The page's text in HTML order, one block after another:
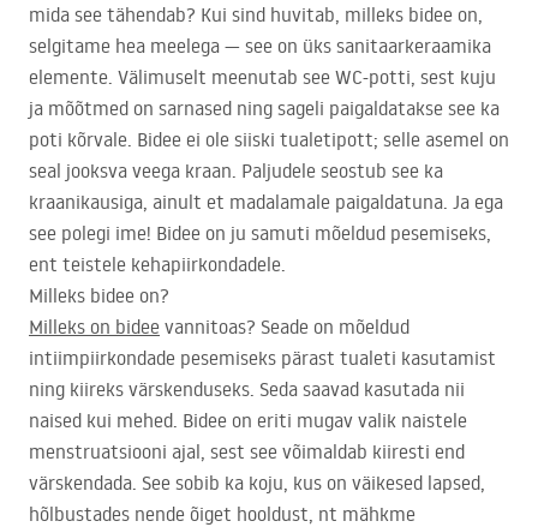
mida see tähendab? Kui sind huvitab, milleks bidee on,
selgitame hea meelega — see on üks sanitaarkeraamika
elemente. Välimuselt meenutab see WC-potti, sest kuju
ja mõõtmed on sarnased ning sageli paigaldatakse see ka
poti kõrvale. Bidee ei ole siiski tualetipott; selle asemel on
seal jooksva veega kraan. Paljudele seostub see ka
kraanikausiga, ainult et madalamale paigaldatuna. Ja ega
see polegi ime! Bidee on ju samuti mõeldud pesemiseks,
ent teistele kehapiirkondadele.
Milleks bidee on?
Milleks on bidee vannitoas? Seade on mõeldud
intiimpiirkondade pesemiseks pärast tualeti kasutamist
ning kiireks värskenduseks. Seda saavad kasutada nii
naised kui mehed. Bidee on eriti mugav valik naistele
menstruatsiooni ajal, sest see võimaldab kiiresti end
värskendada. See sobib ka koju, kus on väikesed lapsed,
hõlbustades nende õiget hooldust, nt mähkme